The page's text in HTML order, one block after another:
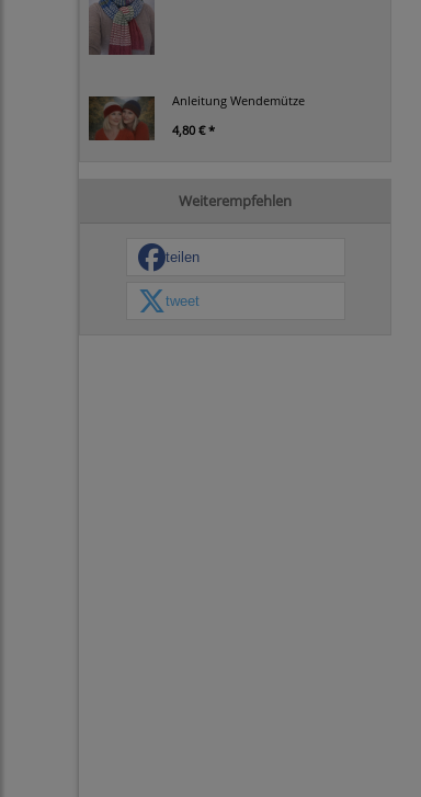
Anleitung Wendemütze
4,80 € *
Weiterempfehlen
teilen
tweet